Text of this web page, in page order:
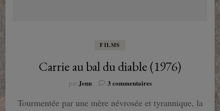
FILMS
Carrie au bal du diable (1976)
parJenn 3 commentairessur
au
Tourmentée par une mère névrosée et tyrannique, la